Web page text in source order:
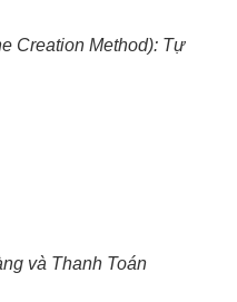
Creation Method): Tự
và Thanh Toán